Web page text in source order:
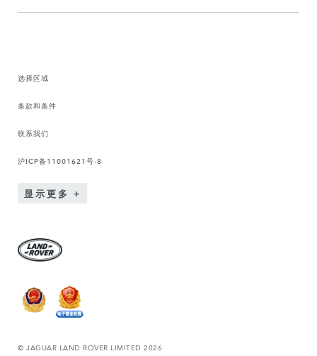
选择区域
条款和条件
联系我们
沪ICP备11001621号-8
显示更多
© JAGUAR LAND ROVER LIMITED 2026